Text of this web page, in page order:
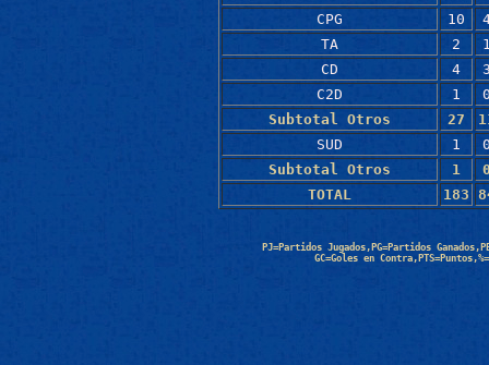
CPG
10
TA
2
CD
4
C2D
1
Subtotal Otros
27
SUD
1
Subtotal Otros
1
TOTAL
183
PJ=Partidos Jugados,PG=Partidos
GC=Goles en